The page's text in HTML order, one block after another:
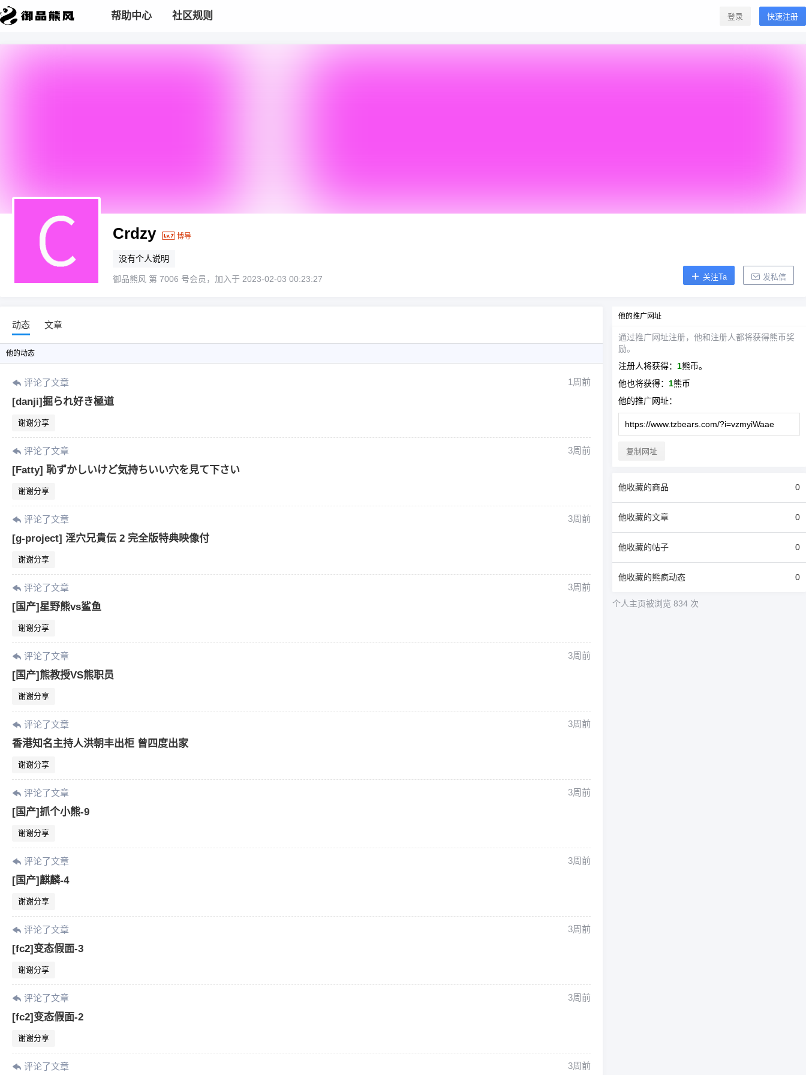
帮助中心 社区规则 登录 快速注册
Crdzy 博导
没有个人说明
御品熊风 第 7006 号会员，加入于 2023-02-03 00:23:27 关注Ta 发私信
动态 文章
他的动态
评论了文章 1周前
[danji]掘られ好き極道
谢谢分享
评论了文章 3周前
[Fatty] 恥ずかしいけど気持ちいい穴を見て下さい
谢谢分享
评论了文章 3周前
[g-project] 淫穴兄貴伝 2 完全版特典映像付
谢谢分享
评论了文章 3周前
[国产]星野熊vs鲨鱼
谢谢分享
评论了文章 3周前
[国产]熊教授VS熊职员
谢谢分享
评论了文章 3周前
香港知名主持人洪朝丰出柜 曾四度出家
谢谢分享
评论了文章 3周前
[国产]抓个小熊-9
谢谢分享
评论了文章 3周前
[国产]麒麟-4
谢谢分享
评论了文章 3周前
[fc2]变态假面-3
谢谢分享
评论了文章 3周前
[fc2]变态假面-2
谢谢分享
评论了文章 3周前
他的推广网址
通过推广网址注册， 他和注册人都将获得熊币奖
励。
注册人将获得： 1熊币。
他也将获得： 1熊币
他的推广网址：
复制网址
他收藏的商品 0
他收藏的文章 0
他收藏的帖子 0
他收藏的熊疯动态 0
个人主页被浏览 834 次